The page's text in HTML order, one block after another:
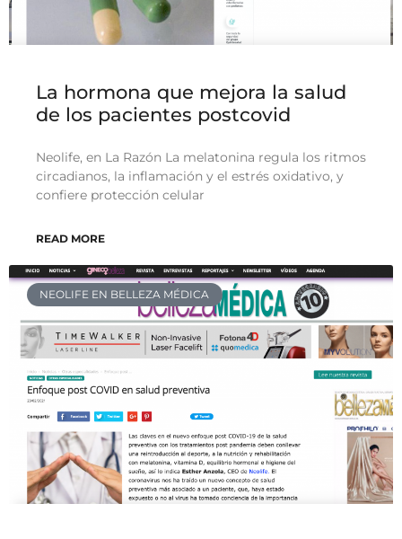
La hormona que mejora la salud
de los pacientes postcovid
Neolife, en La Razón La melatonina regula los ritmos
circadianos, la inflamación y el estrés oxidativo, y
confiere protección celular
READ MORE
NEOLIFE EN BELLEZA MÉDICA